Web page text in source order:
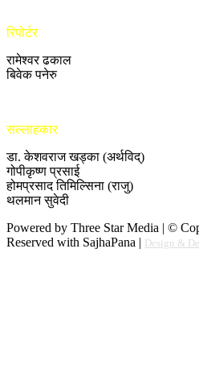
रिपोर्टर
रामेश्वर ढकाल
बिवेक पनेरु
सल्लाहकार
डा. केशवराज खड्का (अर्थविद्)
गोपीकृष्ण प्रसाई
होमप्रसाद तिमिल्सिना (राजु)
थलमान सुवेदी
Powered by Three Star Media | ©
Reserved with SajhaPana | Design &